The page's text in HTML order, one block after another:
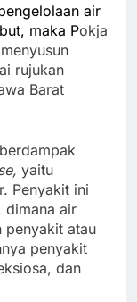
air
maka Pokja
rujukan
Barat
yaitu
Penyakit ini
dimana air
penyakit atau
penyakit
dan